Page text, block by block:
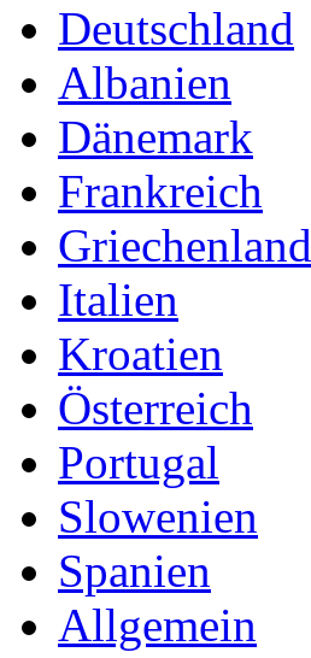
Deutschland
Albanien
Dänemark
Frankreich
Griechenland
Italien
Kroatien
Österreich
Portugal
Slowenien
Spanien
Allgemein